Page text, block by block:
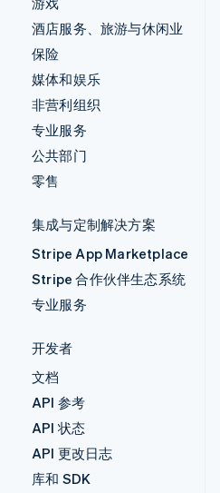
酒店服务、旅游与休闲业
保险
媒体和娱乐
非营利组织
专业服务
公共部门
零售
集成与定制解决方案
Stripe App Marketplace
Stripe 合作伙伴生态系统
专业服务
开发者
文档
API 参考
API 状态
API 更改日志
库和 SDK